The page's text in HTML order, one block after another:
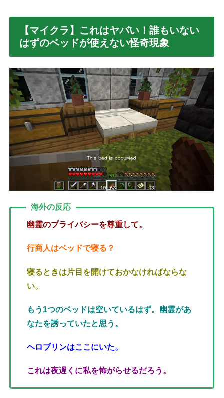
【マイクラ】これはヤバい！誰もいない
はずのベッドが使えない怪奇現象
海外の反応
幽霊のプライバシーを尊重して。
行商人はベッドで寝る？
寝るときは片目を開けておかなければならな
い。
もう1つのベッドは空いているはず。幽霊があ
なたを誘っていたと思う。
ヘロブリンはここにいた。
これは夜遅くに私を怖がらせるだろう。